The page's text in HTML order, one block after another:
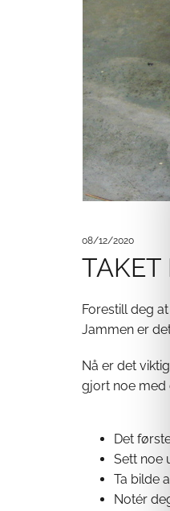
08/12/2020
TAKET
Forestill deg
Jammen er
Nå er det
gjort noe med
Det
Sett noe
Ta bilde
Notér